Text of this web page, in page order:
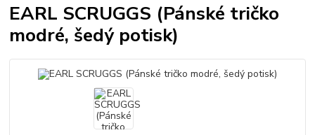
EARL SCRUGGS (Pánské tričko
modré, šedý potisk)